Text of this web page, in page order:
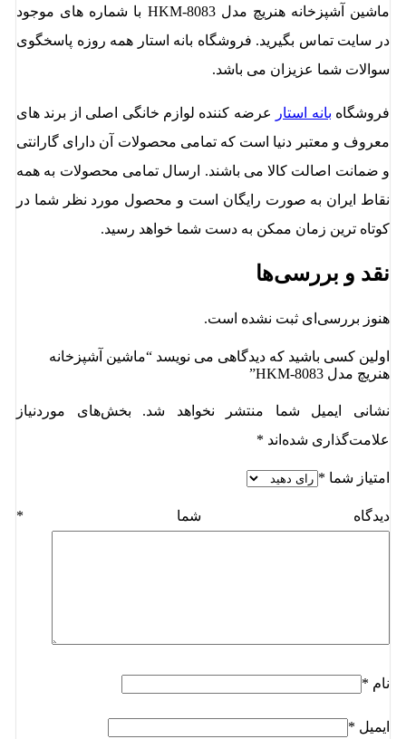
ماشین آشپزخانه هنریچ مدل HKM-8083 با شماره های موجود
در سایت تماس بگیرید. فروشگاه بانه استار همه روزه پاسخگوی
سوالات شما عزیزان می باشد.
فروشگاه بانه استار
عرضه کننده لوازم خانگی اصلی از برند های
معروف و معتبر دنیا است که تمامی محصولات آن دارای گارانتی
و ضمانت اصالت کالا می باشند. ارسال تمامی محصولات به همه
نقاط ایران به صورت رایگان است و محصول مورد نظر شما در
کوتاه ترین زمان ممکن به دست شما خواهد رسید.
نقد و بررسی‌ها
هنوز بررسی‌ای ثبت نشده است.
اولین کسی باشید که دیدگاهی می نویسد “ماشین آشپزخانه
هنریچ مدل HKM-8083”
نشانی ایمیل شما منتشر نخواهد شد.
بخش‌های موردنیاز
علامت‌گذاری شده‌اند *
امتیاز شما *
دیدگاه شما *
نام *
ایمیل *